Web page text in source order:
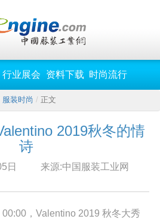
行业展会 资料下载 时尚流行
服装时尚 正文
2019秋冬的情
诗
日 来源:中国服装工业网
，Valentino 2019 秋冬大秀